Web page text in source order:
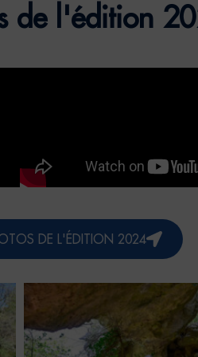
de l'édition
DE L'ÉDITION 2024